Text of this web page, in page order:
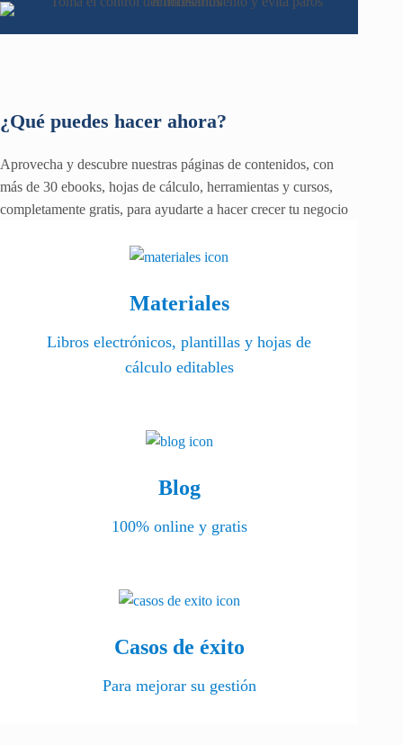
¿Qué puedes hacer ahora?
Aprovecha y descubre nuestras páginas de contenidos, con
más de 30 ebooks, hojas de cálculo, herramientas y cursos,
completamente gratis, para ayudarte a hacer crecer tu negocio
Materiales
Libros electrónicos, plantillas y hojas de
cálculo editables
Blog
100% online y gratis
Casos de éxito
Para mejorar su gestión